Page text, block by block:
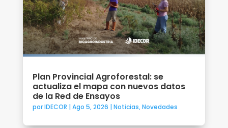
Plan Provincial Agroforestal: se
actualiza el mapa con nuevos datos
de la Red de Ensayos
porIDECOR | Ago 5, 2026 | Noticias,Novedades